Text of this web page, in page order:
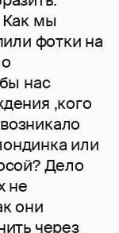
Как мы
фотки на
нас
,кого
или
Дело
не
они
через